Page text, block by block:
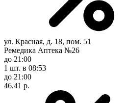
ул. Красная, д. 18, пом. 51
Ремедика Аптека №26
до 21:00
1 шт. в 08:53
до 21:00
46,41 р.